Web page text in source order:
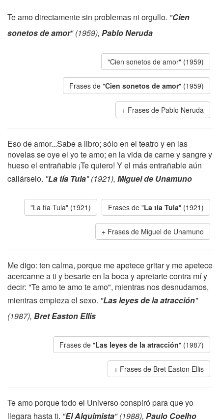
Te amo directamente sin problemas ni orgullo. "Cien
sonetos de amor" (1959), Pablo Neruda
"Cien sonetos de amor" (1959)
Frases de "Cien sonetos de amor" (1959)
Frases de Pablo Neruda
Eso de amor...Sabe a libro; sólo en el teatro y en las
novelas se oye el yo te amo; en la vida de carne y sangre y
hueso el entrañable ¡Te quiero! Y el más entrañable aún
callárselo. "La tía Tula" (1921), Miguel de Unamuno
"La tía Tula" (1921) Frases de "La tía Tula" (1921)
Frases de Miguel de Unamuno
Me digo: ten calma, porque me apetece gritar y me apetece
acercarme a ti y besarte en la boca y apretarte contra mí y
decir: "Te amo te amo te amo", mientras nos desnudamos,
mientras empieza el sexo. "Las leyes de la atracción"
(1987), Bret Easton Ellis
Frases de "Las leyes de la atracción" (1987)
Frases de Bret Easton Ellis
Te amo porque todo el Universo conspiró para que yo
llegara hasta ti. "El Alquimista" (1988), Paulo Coelho